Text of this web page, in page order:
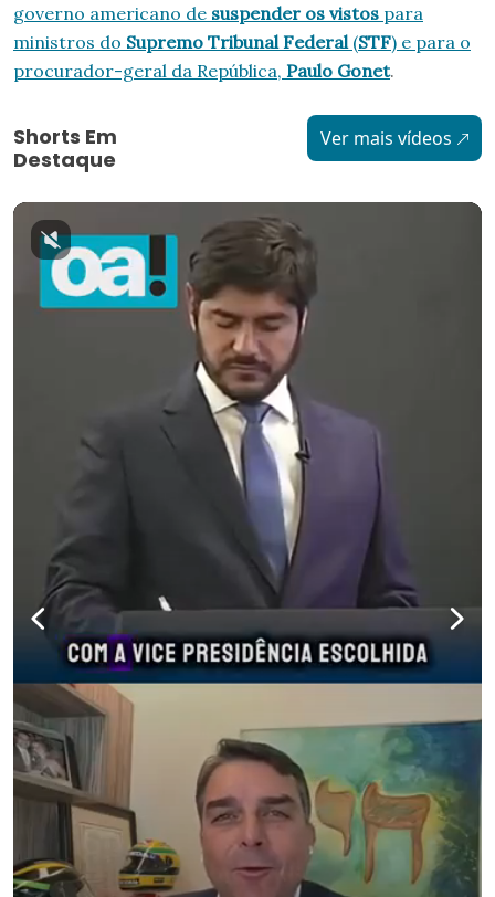
governo americano de suspender os vistos para
ministros do Supremo Tribunal Federal (STF) e para o
procurador-geral da República, Paulo Gonet.
Shorts Em
Destaque
Ver mais vídeos